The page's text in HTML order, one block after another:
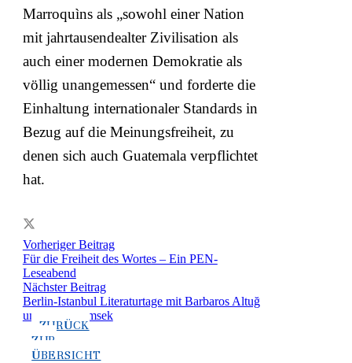
Marroquìns als „sowohl einer Nation
mit jahrtausendealter Zivilisation als
auch einer modernen Demokratie als
völlig unangemessen“ und forderte die
Einhaltung internationaler Standards in
Bezug auf die Meinungsfreiheit, zu
denen sich auch Guatemala verpflichtet
hat.
Vorheriger Beitrag
Für die Freiheit des Wortes – Ein PEN-
Leseabend
Nächster Beitrag
Berlin-Istanbul Literaturtage mit Barbaros Altuğ
und Meral Simsek
ZURÜCK
ZUR
ÜBERSICHT